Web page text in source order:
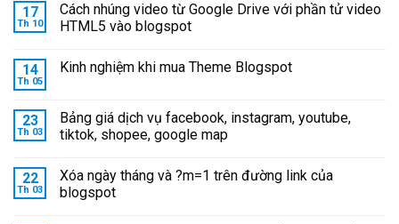
17
Th 10
Cách nhúng video từ Google Drive với phần tử video
HTML5 vào blogspot
14
Th 05
Kinh nghiệm khi mua Theme Blogspot
23
Th 03
Bảng giá dịch vụ facebook, instagram, youtube,
tiktok, shopee, google map
22
Th 03
Xóa ngày tháng và ?m=1 trên đường link của
blogspot